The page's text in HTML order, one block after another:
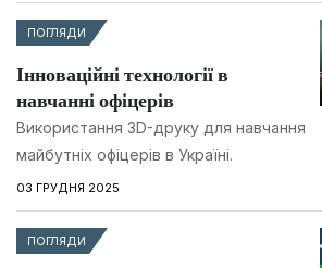
ПОГЛЯДИ
Інноваційні технології в
навчанні офіцерів
Використання 3D-друку для навчання
майбутніх офіцерів в Україні.
03 ГРУДНЯ 2025
ПОГЛЯДИ